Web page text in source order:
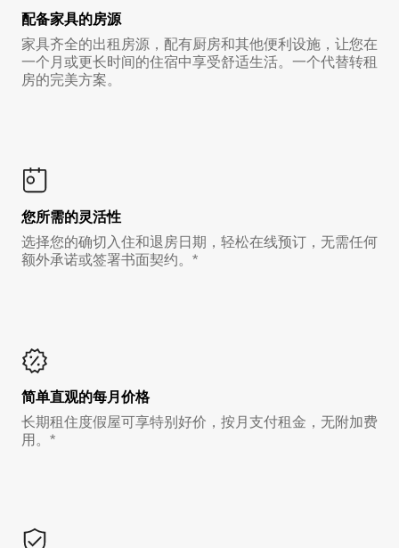
配备家具的房源
家具齐全的出租房源，配有厨房和其他便利设施，让您在
一个月或更长时间的住宿中享受舒适生活。一个代替转租
房的完美方案。
您所需的灵活性
选择您的确切入住和退房日期，轻松在线预订，无需任何
额外承诺或签署书面契约。*
简单直观的每月价格
长期租住度假屋可享特别好价，按月支付租金，无附加费
用。*